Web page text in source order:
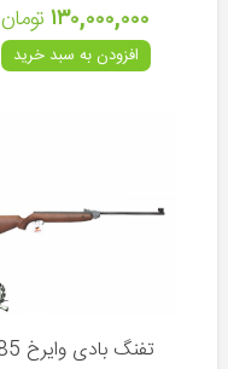
دوربین
فاصله
نورافکن
۱۳۰,۰۰۰,۰۰۰ تومان
افزودن به سبد خرید
تفنگ بادی وایرخ 85